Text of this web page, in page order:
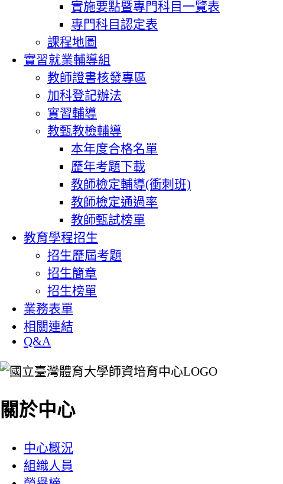
實施要點暨專門科目一覽表
專門科目認定表
課程地圖
實習就業輔導組
教師證書核發專區
加科登記辦法
實習輔導
教甄教檢輔導
本年度合格名單
歷年考題下載
教師檢定輔導(衝刺班)
教師檢定通過率
教師甄試榜單
教育學程招生
招生歷屆考題
招生簡章
招生榜單
業務表單
相關連結
Q&A
:::
關於中心
中心概況
組織人員